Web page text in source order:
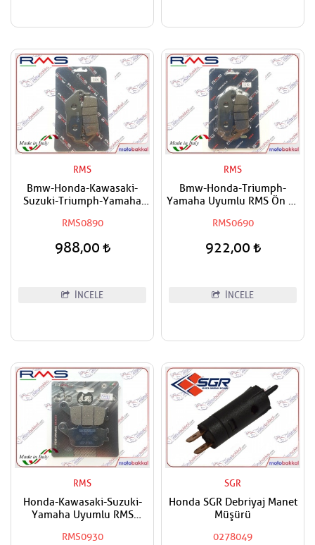
RMS
Bmw-Honda-Kawasaki-
Suzuki-Triumph-Yamaha
Sol ve Arka Sinter Fren
Balatası
RMS0890
988,00
İNCELE
RMS
Bmw-Honda-Triumph-
Yamaha Uyumlu RMS Ön ve
RMS0690
922,00
İNCELE
RMS
Honda-Kawasaki-Suzuki-
Yamaha Uyumlu RMS
RMS0930
SGR
Honda SGR Debriyaj Manet
Müşürü
0278049